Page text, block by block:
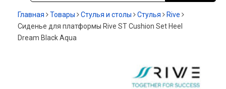
Главная Товары Стулья и столы Стулья
Rive
Сиденье для платформы Rive ST Cushion Set Heel
Dream Black Aqua